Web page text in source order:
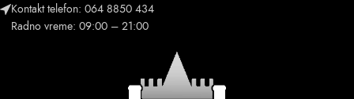
Kontakt telefon: 064 8850 434
Radno vreme: 09:00 – 21:00